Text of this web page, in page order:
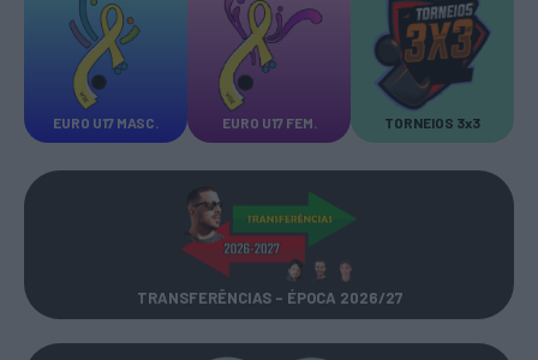
EURO U17 MASC. EURO U17 FEM. TORNEIOS 3x3
TRANSFERÊNCIAS - ÉPOCA 2026/27